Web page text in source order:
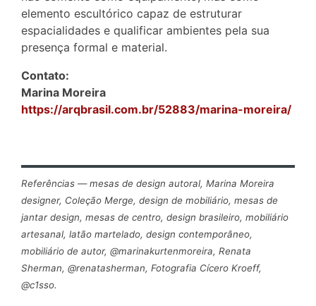
elemento escultórico capaz de estruturar
espacialidades e qualificar ambientes pela sua
presença formal e material.
Contato:
Marina Moreira
https://arqbrasil.com.br/52883/marina-moreira/
Referências — mesas de design autoral, Marina Moreira
designer, Coleção Merge, design de mobiliário, mesas de
jantar design, mesas de centro, design brasileiro, mobiliário
artesanal, latão martelado, design contemporâneo,
mobiliário de autor, @marinakurtenmoreira, Renata
Sherman, @renatasherman, Fotografia Cícero Kroeff,
@c1sso.